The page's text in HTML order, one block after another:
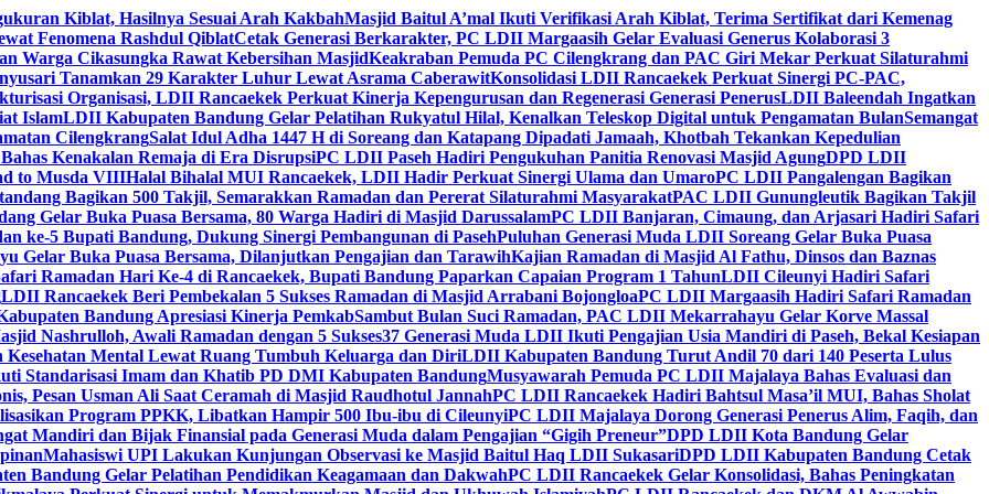
Kiblat, Hasilnya Sesuai Arah KakbahMasjid Baitul A’mal Ikuti Verifikasi Arah Kiblat, Terima Sertifikat dari Kemenag
Fenomena Rashdul QiblatCetak Generasi Berkarakter, PC LDII Margaasih Gelar Evaluasi Generus Kolaborasi 3
Warga Cikasungka Rawat Kebersihan MasjidKeakraban Pemuda PC Cilengkrang dan PAC Giri Mekar Perkuat Silaturahmi
Tanamkan 29 Karakter Luhur Lewat Asrama CaberawitKonsolidasi LDII Rancaekek Perkuat Sinergi PC-PAC,
Organisasi, LDII Rancaekek Perkuat Kinerja Kepengurusan dan Regenerasi Generasi PenerusLDII Baleendah Ingatkan
IslamLDII Kabupaten Bandung Gelar Pelatihan Rukyatul Hilal, Kenalkan Teleskop Digital untuk Pengamatan BulanSemangat
CilengkrangSalat Idul Adha 1447 H di Soreang dan Katapang Dipadati Jamaah, Khotbah Tekankan Kepedulian
Kenakalan Remaja di Era DisrupsiPC LDII Paseh Hadiri Pengukuhan Panitia Renovasi Masjid AgungDPD LDII
to Musda VIIIHalal Bihalal MUI Rancaekek, LDII Hadir Perkuat Sinergi Ulama dan UmaroPC LDII Pangalengan Bagikan
Bagikan 500 Takjil, Semarakkan Ramadan dan Pererat Silaturahmi MasyarakatPAC LDII Gunungleutik Bagikan Takjil
Gelar Buka Puasa Bersama, 80 Warga Hadiri di Masjid DarussalamPC LDII Banjaran, Cimaung, dan Arjasari Hadiri Safari
ke-5 Bupati Bandung, Dukung Sinergi Pembangunan di PasehPuluhan Generasi Muda LDII Soreang Gelar Buka Puasa
Gelar Buka Puasa Bersama, Dilanjutkan Pengajian dan TarawihKajian Ramadan di Masjid Al Fathu, Dinsos dan Baznas
Ramadan Hari Ke-4 di Rancaekek, Bupati Bandung Paparkan Capaian Program 1 TahunLDII Cileunyi Hadiri Safari
LDII Rancaekek Beri Pembekalan 5 Sukses Ramadan di Masjid Arrabani BojongloaPC LDII Margaasih Hadiri Safari Ramadan
Bandung Apresiasi Kinerja PemkabSambut Bulan Suci Ramadan, PAC LDII Mekarrahayu Gelar Korve Massal
Nashrulloh, Awali Ramadan dengan 5 Sukses37 Generasi Muda LDII Ikuti Pengajian Usia Mandiri di Paseh, Bekal Kesiapan
Mental Lewat Ruang Tumbuh Keluarga dan DiriLDII Kabupaten Bandung Turut Andil 70 dari 140 Peserta Lulus
Standarisasi Imam dan Khatib PD DMI Kabupaten BandungMusyawarah Pemuda PC LDII Majalaya Bahas Evaluasi dan
Pesan Usman Ali Saat Ceramah di Masjid Raudhotul JannahPC LDII Rancaekek Hadiri Bahtsul Masa’il MUI, Bahas Sholat
Program PPKK, Libatkan Hampir 500 Ibu-ibu di CileunyiPC LDII Majalaya Dorong Generasi Penerus Alim, Faqih, dan
Mandiri dan Bijak Finansial pada Generasi Muda dalam Pengajian “Gigih Preneur”DPD LDII Kota Bandung Gelar
Mahasiswi UPI Lakukan Kunjungan Observasi ke Masjid Baitul Haq LDII SukasariDPD LDII Kabupaten Bandung Cetak
Bandung Gelar Pelatihan Pendidikan Keagamaan dan DakwahPC LDII Rancaekek Gelar Konsolidasi, Bahas Peningkatan